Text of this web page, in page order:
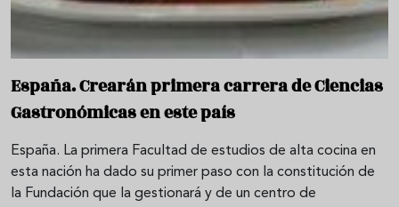
España. Crearán primera carrera de Ciencias
Gastronómicas en este país
España. La primera Facultad de estudios de alta cocina en
esta nación ha dado su primer paso con la constitución de
la Fundación que la gestionará y de un centro de